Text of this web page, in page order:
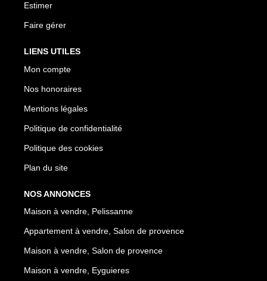
Estimer
Faire gérer
LIENS UTILES
Mon compte
Nos honoraires
Mentions légales
Politique de confidentialité
Politique des cookies
Plan du site
NOS ANNONCES
Maison à vendre, Pelissanne
Appartement à vendre, Salon de provence
Maison à vendre, Salon de provence
Maison à vendre, Eyguieres